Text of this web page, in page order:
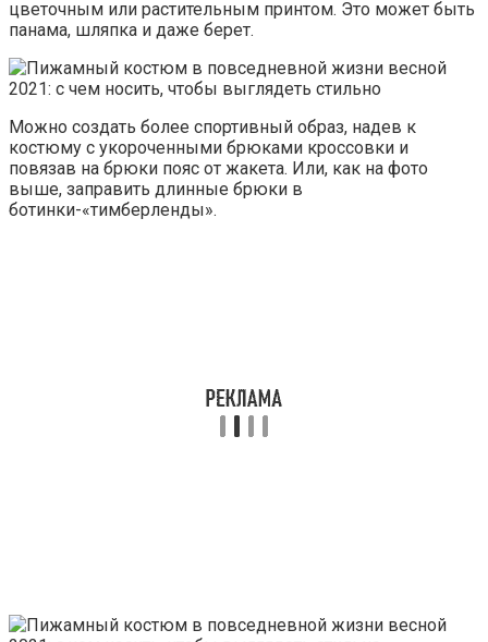
цветочным или растительным принтом. Это может быть
панама, шляпка и даже берет.
Можно создать более спортивный образ, надев к
костюму с укороченными брюками кроссовки и
повязав на брюки пояс от жакета. Или, как на фото
выше, заправить длинные брюки в
ботинки-«тимберленды».